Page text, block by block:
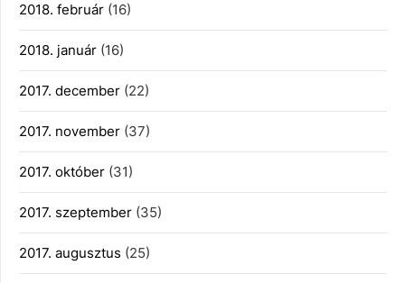
2018. február (16)
2018. január (16)
2017. december (22)
2017. november (37)
2017. október (31)
2017. szeptember (35)
2017. augusztus (25)